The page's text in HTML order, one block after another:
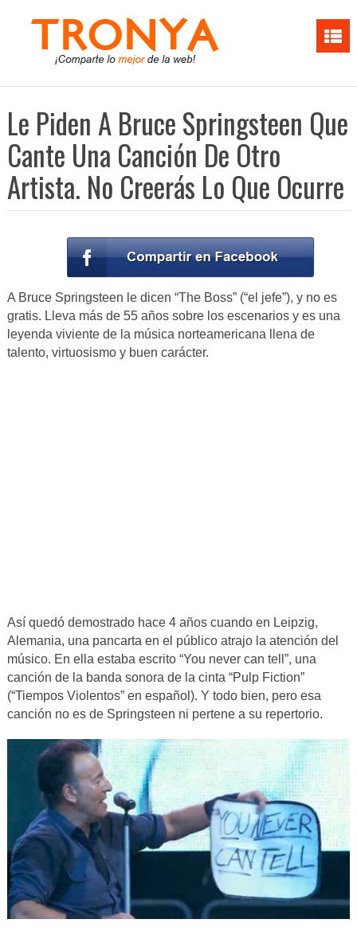
Le Piden A Bruce Springsteen Que
Cante Una Canción De Otro
Artista. No Creerás Lo Que Ocurre
A Bruce Springsteen le dicen “The Boss” (“el jefe”), y no es
gratis. Lleva más de 55 años sobre los escenarios y es una
leyenda viviente de la música norteamericana llena de
talento, virtuosismo y buen carácter.
Así quedó demostrado hace 4 años cuando en Leipzig,
Alemania, una pancarta en el público atrajo la atención del
músico. En ella estaba escrito “You never can tell”, una
canción de la banda sonora de la cinta “Pulp Fiction”
(“Tiempos Violentos” en español). Y todo bien, pero esa
canción no es de Springsteen ni pertene a su repertorio.